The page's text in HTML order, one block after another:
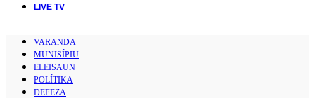
LIVE TV
VARANDA
MUNISÍPIU
ELEISAUN
POLÍTIKA
DEFEZA